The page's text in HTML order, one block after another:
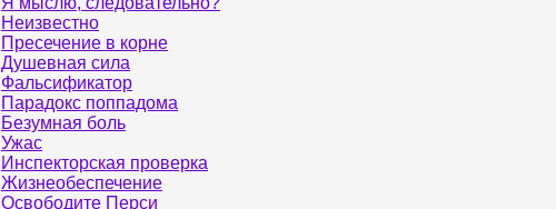
Неизвестно
Пресечение в корне
Душевная сила
Фальсификатор
Парадокс поппадома
Безумная боль
Ужас
Инспекторская проверка
Жизнеобеспечение
Освободите Перси